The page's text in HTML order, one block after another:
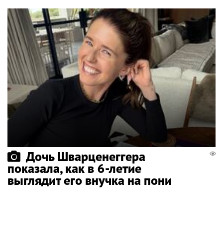
Дочь Шварценеггера
показала, как в 6-летие
выглядит его внучка на пони